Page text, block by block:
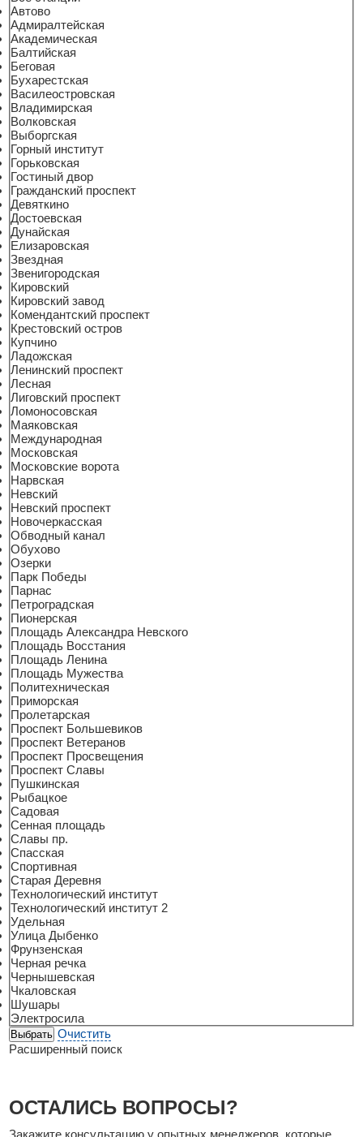
Автово
Адмиралтейская
Академическая
Балтийская
Беговая
Бухарестская
Василеостровская
Владимирская
Волковская
Выборгская
Горный институт
Горьковская
Гостиный двор
Гражданский проспект
Девяткино
Достоевская
Дунайская
Елизаровская
Звездная
Звенигородская
Кировский
Кировский завод
Комендантский проспект
Крестовский остров
Купчино
Ладожская
Ленинский проспект
Лесная
Лиговский проспект
Ломоносовская
Маяковская
Международная
Московская
Московские ворота
Нарвская
Невский
Невский проспект
Новочеркасская
Обводный канал
Обухово
Озерки
Парк Победы
Парнас
Петроградская
Пионерская
Площадь Александра Невского
Площадь Восстания
Площадь Ленина
Площадь Мужества
Политехническая
Приморская
Пролетарская
Проспект Большевиков
Проспект Ветеранов
Проспект Просвещения
Проспект Славы
Пушкинская
Рыбацкое
Садовая
Сенная площадь
Славы пр.
Спасская
Спортивная
Старая Деревня
Технологический институт
Технологический институт 2
Удельная
Улица Дыбенко
Фрунзенская
Черная речка
Чернышевская
Чкаловская
Шушары
Электросила
Очистить
Расширенный поиск
ОСТАЛИСЬ ВОПРОСЫ?